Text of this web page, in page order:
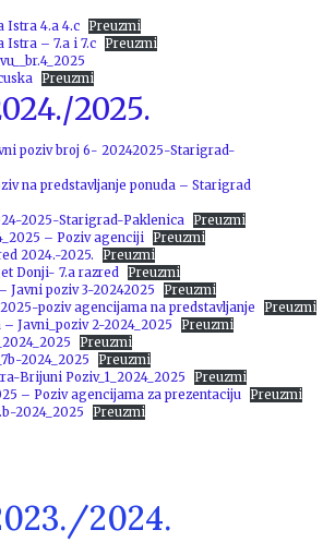
Istra 4.a 4.c
Preuzmi
Istra – 7.a i 7.c
Preuzmi
Preuzmi
2025.
poziv broj 6- 20242025-Starigrad-
na predstavljanje ponuda – Starigrad
2025-Starigrad-Paklenica
Preuzmi
– Poziv agenciji
Preuzmi
2024.-2025.
Preuzmi
Donji- 7.a razred
Preuzmi
Javni poziv 3-20242025
Preuzmi
poziv agencijama na predstavljanje
Preuzmi
Javni_poziv 2-2024_2025
Preuzmi
Preuzmi
2024_2025
Preuzmi
Brijuni Poziv_1_2024_2025
Preuzmi
– Poziv agencijama za prezentaciju
Preuzmi
2024_2025
Preuzmi
2024.